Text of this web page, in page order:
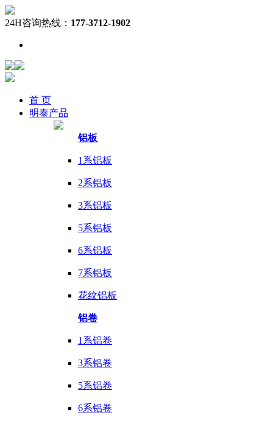
24H咨询热线： 177-3712-1902
首 页
明泰产品
铝板
1系铝板
2系铝板
3系铝板
5系铝板
6系铝板
7系铝板
花纹铝板
铝卷
1系铝卷
3系铝卷
5系铝卷
6系铝卷